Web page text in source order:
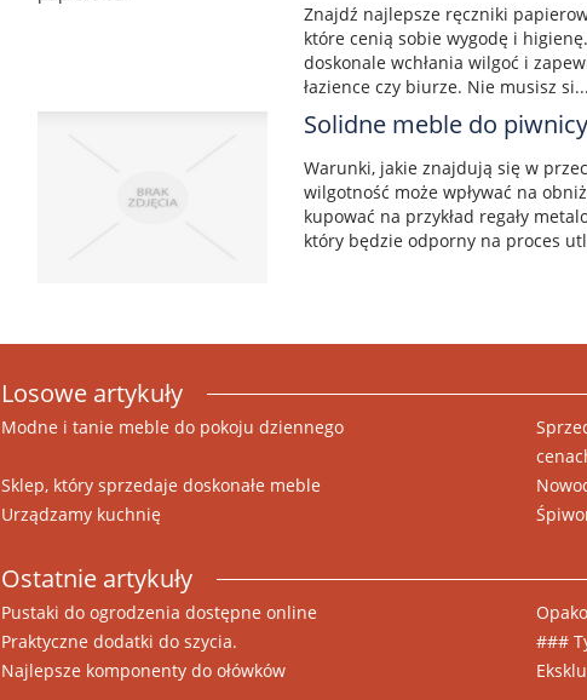
Znajdź najlepsze ręczniki
które cenią sobie wygodę i
doskonale wchłania wilgoć i
łazience czy biurze. Nie musisz si...
Solidne meble do piwnicy
Warunki, jakie znajdują się w
wilgotność może wpływać na
kupować na przykład regały
który będzie odporny na proces
Losowe artykuły
Modne i tanie meble do pokoju dziennego
Sklep, który sprzedaje doskonałe meble
Urządzamy kuchnię
Ostatnie artykuły
Pustaki do ogrodzenia dostępne online
Praktyczne dodatki do szycia.
###
Najlepsze komponenty do ołówków